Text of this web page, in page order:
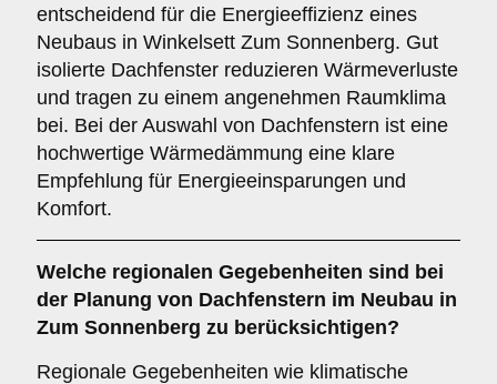
entscheidend für die Energieeffizienz eines
Neubaus in Winkelsett Zum Sonnenberg. Gut
isolierte Dachfenster reduzieren Wärmeverluste
und tragen zu einem angenehmen Raumklima
bei. Bei der Auswahl von Dachfenstern ist eine
hochwertige Wärmedämmung eine klare
Empfehlung für Energieeinsparungen und
Komfort.
Welche regionalen Gegebenheiten sind bei
der Planung von Dachfenstern im Neubau in
Zum Sonnenberg zu berücksichtigen?
Regionale Gegebenheiten wie klimatische